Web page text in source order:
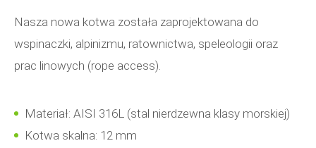
Nasza nowa kotwa została zaprojektowana do
wspinaczki, alpinizmu, ratownictwa, speleologii oraz
prac linowych (rope access).
Materiał: AISI 316L (stal nierdzewna klasy morskiej)
Kotwa skalna: 12 mm